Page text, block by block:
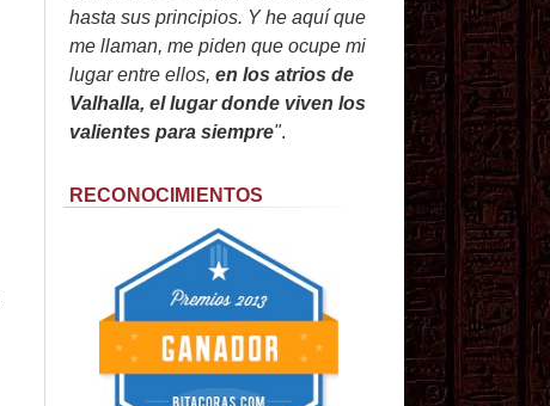
hasta sus principios. Y he aquí que
me llaman, me piden que ocupe mi
lugar entre ellos, en los atrios de
Valhalla, el lugar donde viven los
valientes para siempre".
RECONOCIMIENTOS